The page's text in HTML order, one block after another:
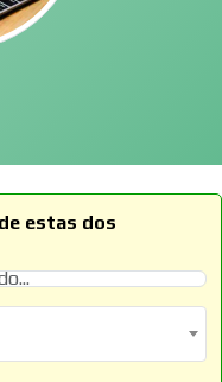
estas dos